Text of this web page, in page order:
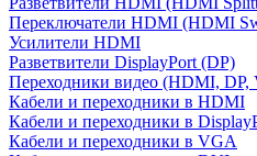
Переключатели HDMI (HDMI
Усилители HDMI
Разветвители DisplayPort (DP)
Переходники видео (HDMI,
Кабели и переходники в HDMI
Кабели и переходники в
Кабели и переходники в VGA